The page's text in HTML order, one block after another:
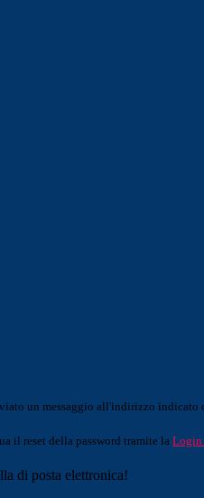
un messaggio all'indirizzo indicato
il reset della password tramite la Login
di posta elettronica!